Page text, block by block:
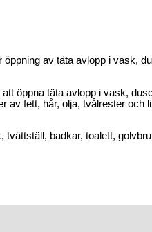
av täta avlopp i vask,
öppna täta avlopp i vask,
fett, hår, olja, tvålrester
badkar, toalett,